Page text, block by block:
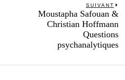
SUIVANT
Moustapha Safouan &
Christian Hoffmann
Questions
psychanalytiques